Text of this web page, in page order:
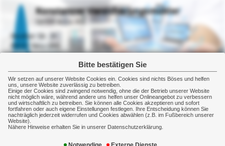
Bitte bestätigen Sie
Wir setzen auf unserer Website Cookies ein. Cookies sind nichts Böses und helfen
uns, unsere Website zuverlässig zu betreiben.
Einige der Cookies sind zwingend notwendig, ohne die der Betrieb unserer Website
nicht möglich wäre, während andere uns helfen unser Onlineangebot zu verbessern
und wirtschaftlich zu betreiben. Sie können alle Cookies akzeptieren und sofort
fortfahren oder auch eigene Einstellungen festlegen. Ihre Entscheidung können Sie
nachträglich jederzeit widerrufen und Cookies abwählen (z.B. im Fußbereich unserer
Website).
Nähere Hinweise erhalten Sie in unserer Datenschutzerklärung.
Konstanzer Versicherungsmakler
GmbH & Co. KG
Reuttier Str. 31
89231 Neu-Ulm
+49 731 15904-20
Start
„Vertrauen in Leistung“